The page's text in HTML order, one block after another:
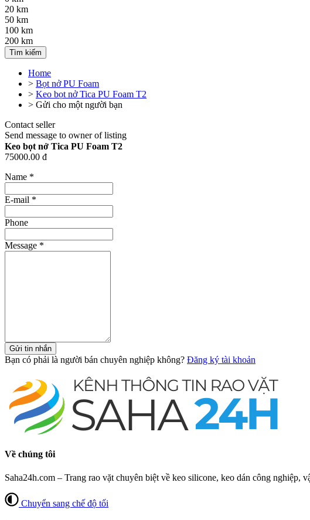
20 km
50 km
100 km
200 km
Tìm kiếm
Home
> Bọt nở PU Foam
> Keo bọt nở Tica PU Foam T2
> Gửi cho một người bạn
Contact seller
Send message to owner of listing
Keo bọt nở Tica PU Foam T2
75000.00 đ
Name *
E-mail *
Phone
Message *
Gửi tin nhắn
Bạn có phải là người bán chuyên nghiệp không? Đăng ký tài khoản
Về chúng tôi
Saha24h.com – Trang rao vặt chuyên biệt về keo silicone, keo dán công
Chuyển sang chế độ tối